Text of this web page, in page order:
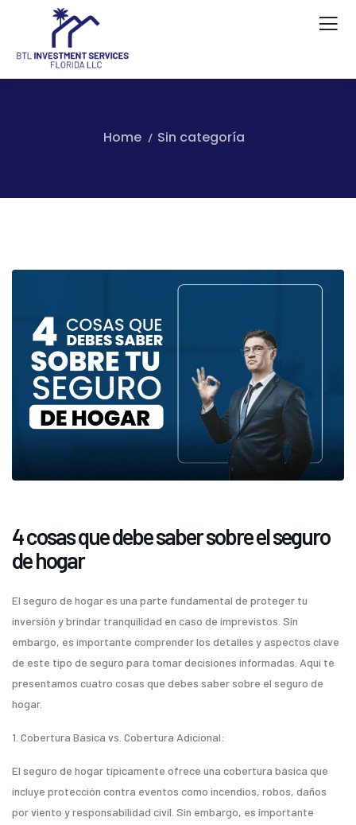
Home Sin categoría
4 cosas que debe saber sobre el seguro
de hogar
El seguro de hogar es una parte fundamental de proteger tu
inversión y brindar tranquilidad en caso de imprevistos. Sin
embargo, es importante comprender los detalles y aspectos clave
de este tipo de seguro para tomar decisiones informadas. Aquí te
presentamos cuatro cosas que debes saber sobre el seguro de
hogar.
1. Cobertura Básica vs. Cobertura Adicional:
El seguro de hogar típicamente ofrece una cobertura básica que
incluye protección contra eventos como incendios, robos, daños
por viento y responsabilidad civil. Sin embargo, es importante